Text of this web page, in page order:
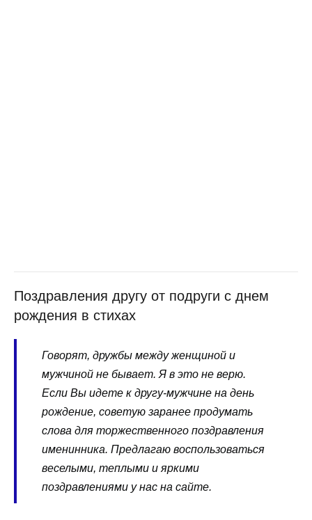
Поздравления другу от подруги с днем
рождения в стихах
Говорят, дружбы между женщиной и
мужчиной не бывает. Я в это не верю.
Если Вы идете к другу-мужчине на день
рождение, советую заранее продумать
слова для торжественного поздравления
именинника. Предлагаю воспользоваться
веселыми, теплыми и яркими
поздравлениями у нас на сайте.